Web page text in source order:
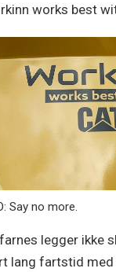
works best
Say no more.
legger ikke
lang fartstid med